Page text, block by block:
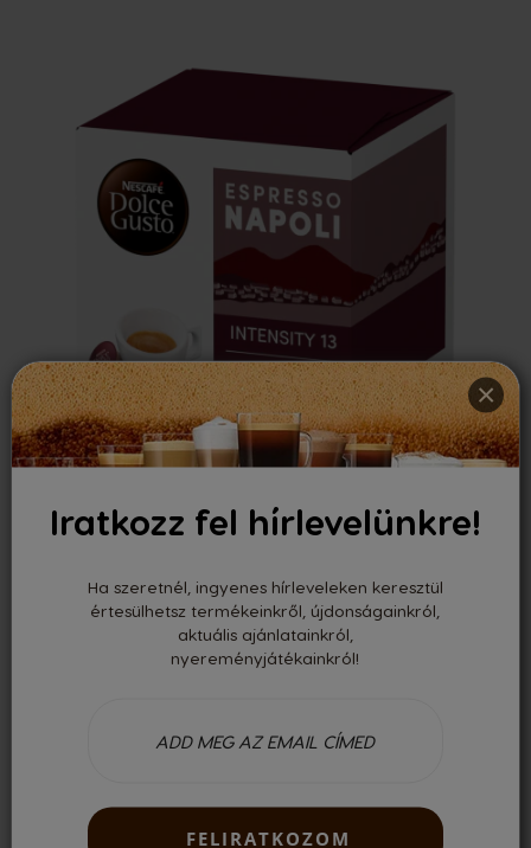
ESPRESSO NAPOLI
2 399 FT
149,94 Ft/kapszula
TERMÉK MEGTEKINTÉSE
×
Iratkozz fel hírlevelünkre!
Ha szeretnél, ingyenes hírleveleken keresztül
értesülhetsz termékeinkről, újdonságainkról,
aktuális ajánlatainkról,
nyereményjátékainkról!
FELIRATKOZOM